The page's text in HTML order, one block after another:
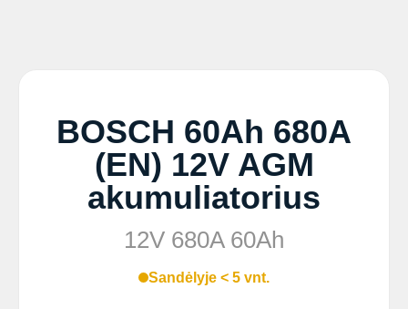
BOSCH 60Ah 680A
(EN) 12V AGM
akumuliatorius
12V 680A 60Ah
Sandėlyje < 5 vnt.